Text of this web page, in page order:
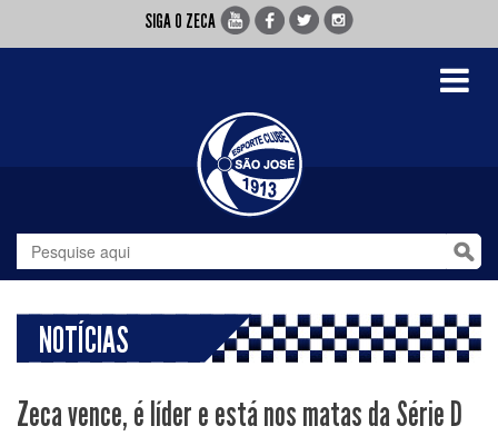
SIGA O ZECA
Toggle
NOTÍCIAS
Zeca vence, é líder e está nos matas da Série D